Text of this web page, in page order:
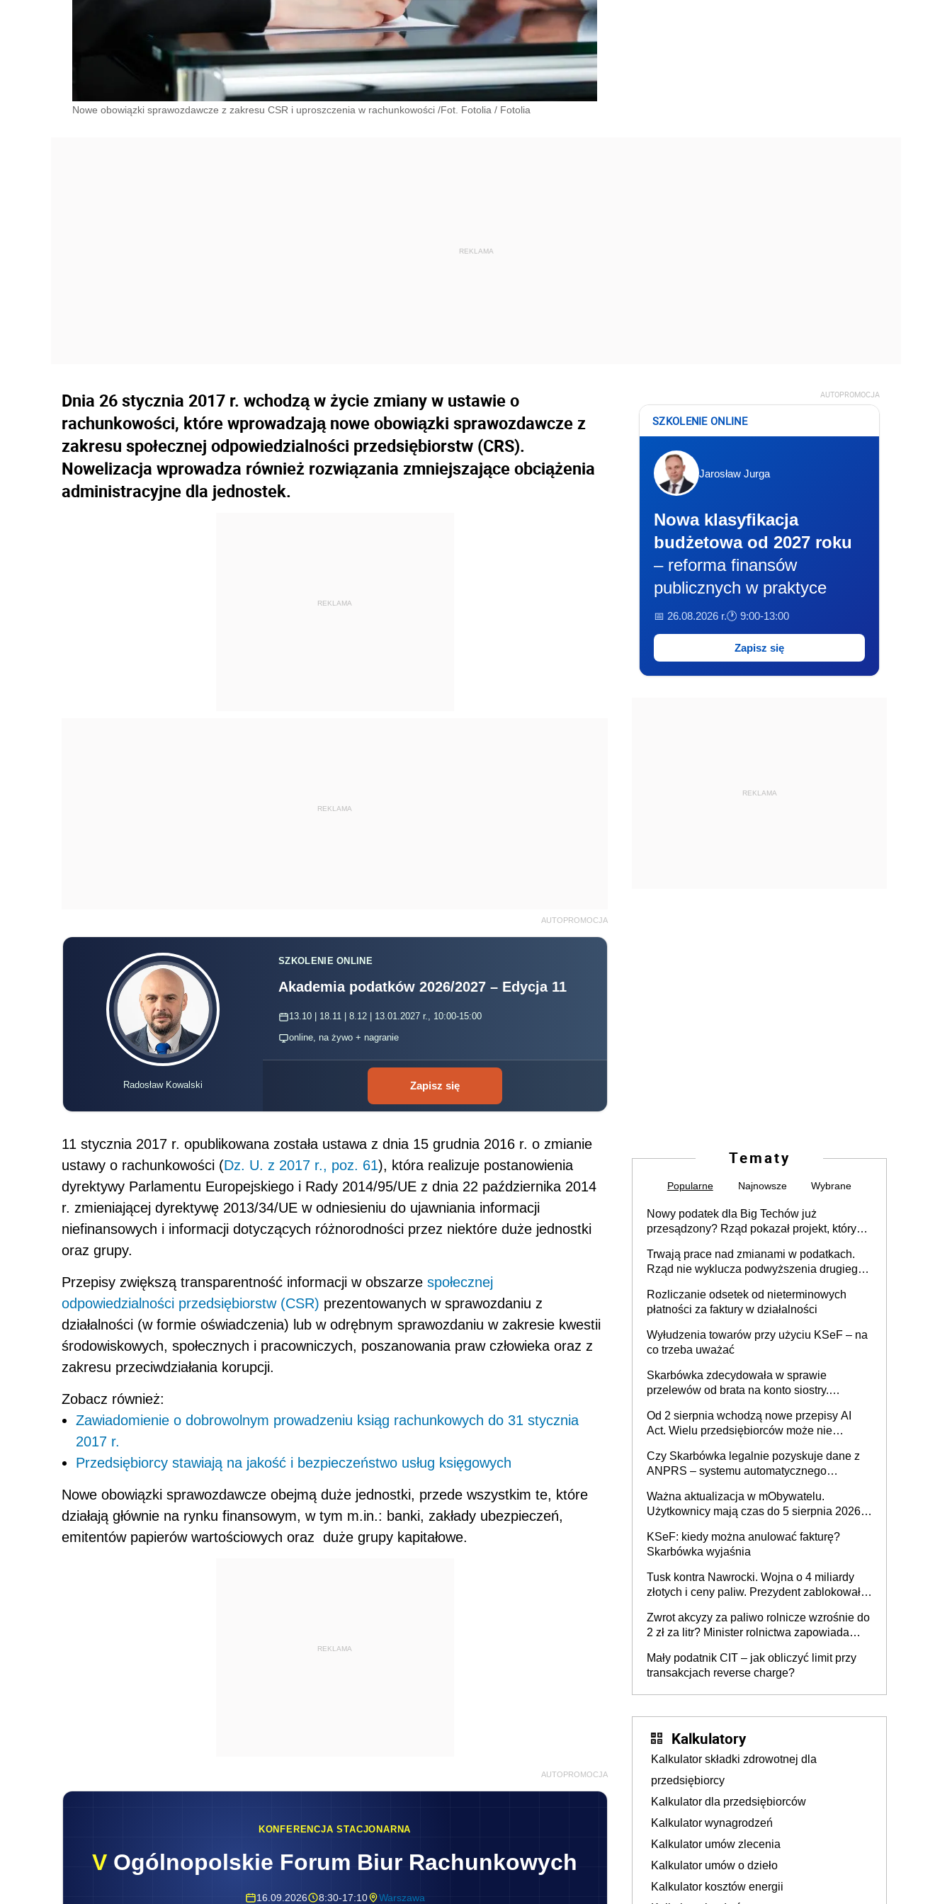
Nowe obowiązki sprawozdawcze z zakresu CSR i uproszczenia w rachunkowości /Fot. Fotolia / Fotolia
Dnia 26 stycznia 2017 r. wchodzą w życie zmiany w ustawie o
rachunkowości, które wprowadzają nowe obowiązki sprawozdawcze z
zakresu społecznej odpowiedzialności przedsiębiorstw (CRS).
Nowelizacja wprowadza również rozwiązania zmniejszające obciążenia
administracyjne dla jednostek.
REKLAMA
REKLAMA
AUTOPROMOCJA
Radosław Kowalski
SZKOLENIE ONLINE
Akademia podatków 2026/2027 – Edycja 11
13.10 | 18.11 | 8.12 | 13.01.2027 r., 10:00-15:00
online, na żywo + nagranie
Zapisz się
11 stycznia 2017 r. opublikowana została ustawa z dnia 15 grudnia 2016 r. o zmianie
ustawy o rachunkowości (Dz. U. z 2017 r., poz. 61), która realizuje postanowienia
dyrektywy Parlamentu Europejskiego i Rady 2014/95/UE z dnia 22 października 2014
r. zmieniającej dyrektywę 2013/34/UE w odniesieniu do ujawniania informacji
niefinansowych i informacji dotyczących różnorodności przez niektóre duże jednostki
oraz grupy.
Przepisy zwiększą transparentność informacji w obszarze społecznej
odpowiedzialności przedsiębiorstw (CSR) prezentowanych w sprawozdaniu z
działalności (w formie oświadczenia) lub w odrębnym sprawozdaniu w zakresie kwestii
środowiskowych, społecznych i pracowniczych, poszanowania praw człowieka oraz z
zakresu przeciwdziałania korupcji.
Zobacz również:
Zawiadomienie o dobrowolnym prowadzeniu ksiąg rachunkowych do 31 stycznia
2017 r.
Przedsiębiorcy stawiają na jakość i bezpieczeństwo usług księgowych
Nowe obowiązki sprawozdawcze obejmą duże jednostki, przede wszystkim te, które
działają głównie na rynku finansowym, w tym m.in.: banki, zakłady ubezpieczeń,
emitentów papierów wartościowych oraz duże grupy kapitałowe.
REKLAMA
AUTOPROMOCJA
KONFERENCJA STACJONARNA
V Ogólnopolskie Forum Biur Rachunkowych
16.09.2026 8:30-17:10 Warszawa
AUTOPROMOCJA
SZKOLENIE ONLINE
Jarosław Jurga
Nowa klasyfikacja
budżetowa od 2027 roku
– reforma finansów
publicznych w praktyce
📅 26.08.2026 r.🕐 9:00-13:00
Zapisz się
REKLAMA
Tematy
Popularne Najnowsze Wybrane
Nowy podatek dla Big Techów już
przesądzony? Rząd pokazał projekt, który
Trwają prace nad zmianami w podatkach.
Rząd nie wyklucza podwyższenia drugiego
Rozliczanie odsetek od nieterminowych
płatności za faktury w działalności
Wyłudzenia towarów przy użyciu KSeF – na
co trzeba uważać
Skarbówka zdecydowała w sprawie
przelewów od brata na konto siostry.
darowizna, ale podatku jednak nie będzie
Od 2 sierpnia wchodzą nowe przepisy AI
Act. Wielu przedsiębiorców może nie
Czy Skarbówka legalnie pozyskuje dane z
ANPRS – systemu automatycznego
pojazdów z kamer drogowych?
Ważna aktualizacja w mObywatelu.
Użytkownicy mają czas do 5 sierpnia 2026
KSeF: kiedy można anulować fakturę?
Skarbówka wyjaśnia
Tusk kontra Nawrocki. Wojna o 4 miliardy
złotych i ceny paliw. Prezydent zablokował
wymierzonym we wszystkich polskich
kierowców”
Zwrot akcyzy za paliwo rolnicze wzrośnie do
2 zł za litr? Minister rolnictwa zapowiada
Mały podatnik CIT – jak obliczyć limit przy
transakcjach reverse charge?
Kalkulatory
Kalkulator składki zdrowotnej dla
przedsiębiorcy
Kalkulator dla przedsiębiorców
Kalkulator wynagrodzeń
Kalkulator umów zlecenia
Kalkulator umów o dzieło
Kalkulator kosztów energii